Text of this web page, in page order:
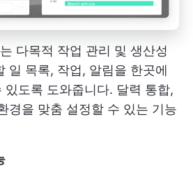
는 다목적 작업 관리 및 생산성
일 목록, 작업, 알림을 한곳에
있도록 도와줍니다. 달력 통합,
경을 맞춤 설정할 수 있는 기능